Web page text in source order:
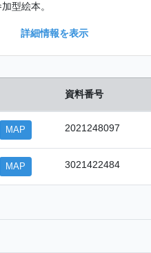
型絵本。
詳細情報を表示
資料番号
MAP 2021248097
MAP 3021422484